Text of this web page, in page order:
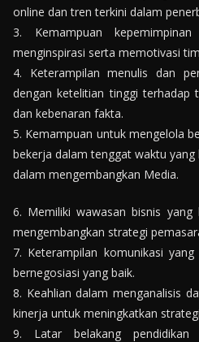
online dan tren terkini dalam
3. Kemampuan
menginspirasi serta memotivasi
4. Keterampilan menulis dan
dengan ketelitian tinggi terhadap
dan kebenaran fakta.
5. Kemampuan untuk mengelola
bekerja dalam tenggat waktu
dalam mengembangkan Media.
6. Memiliki wawasan bisnis
mengembangkan strategi
7. Keterampilan komunikasi
bernegosiasi yang baik.
8. Keahlian dalam menganalisis
kinerja untuk meningkatkan
9. Latar belakang pendidikan